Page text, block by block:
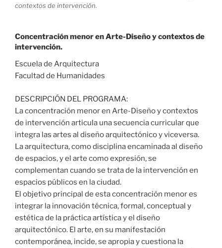
contextos de intervención.
Concentración menor en Arte-Diseño y contextos de
intervención.
Escuela de Arquitectura
Facultad de Humanidades
DESCRIPCIÓN DEL PROGRAMA:
La concentración menor en Arte-Diseño y contextos
de intervención articula una secuencia curricular que
integra las artes al diseño arquitectónico y viceversa.
La arquitectura, como disciplina encaminada al diseño
de espacios, y el arte como expresión, se
complementan cuando se trata de la intervención en
espacios públicos en la ciudad.
El objetivo principal de esta concentración menor es
integrar la innovación técnica, formal, conceptual y
estética de la práctica artística y el diseño
arquitectónico. El arte, en su manifestación
contemporánea, incide, se apropia y cuestiona la